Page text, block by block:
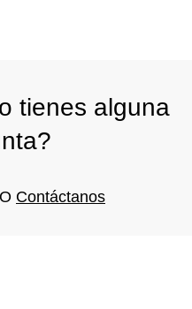
tienes alguna
O Contáctanos